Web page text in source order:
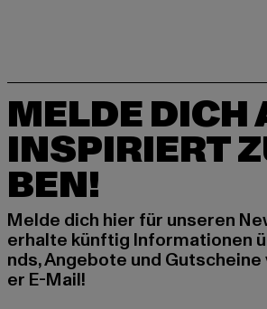
MELDE DICH
INSPIRIERT
BEN!
Melde dich hier für unseren
erhalte künftig Informationen
nds, Angebote und
er E-Mail!